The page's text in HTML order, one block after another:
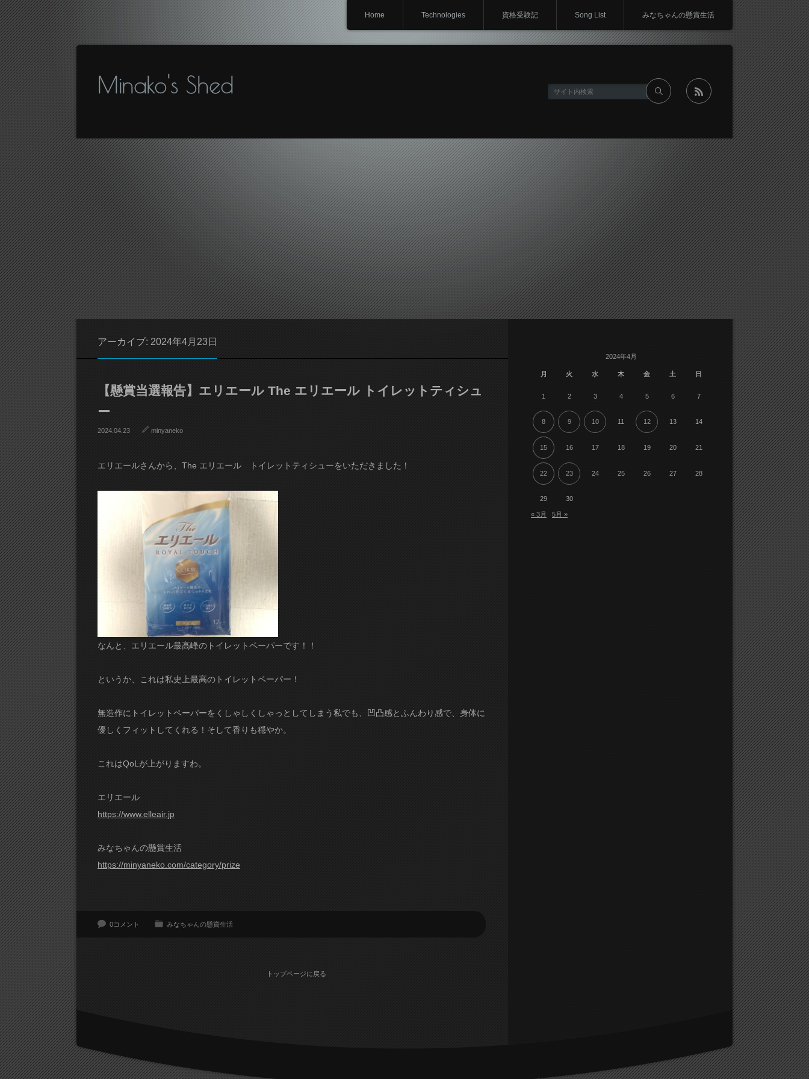
Home Technologies 資格受験記 Song List みなちゃんの懸賞生活
Minako's Shed
アーカイブ: 2024年4月23日
【懸賞当選報告】エリエール The エリエール トイレットティシュ
ー
2024.04.23 minyaneko
エリエールさんから、The エリエール トイレットティシューをいただきました！
なんと、エリエール最高峰のトイレットペーパーです！！
というか、これは私史上最高のトイレットペーパー！
無造作にトイレットペーパーをくしゃしくしゃっとしてしまう私でも、凹凸感とふんわり感で、身体に
優しくフィットしてくれる！そして香りも穏やか。
これはQoLが上がりますわ。
エリエール
https://www.elleair.jp
みなちゃんの懸賞生活
https://minyaneko.com/category/prize
0コメント みなちゃんの懸賞生活
トップページに戻る
2024年4月
月 火 水 木 金 土 日
1 2 3 4 5 6 7
8 9 10 11 12 13 14
15 16 17 18 19 20 21
22 23 24 25 26 27 28
29 30
« 3月 5月 »